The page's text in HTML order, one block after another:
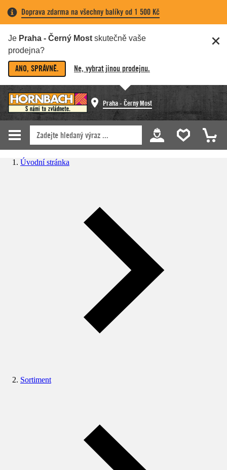
Doprava zdarma na všechny balíky od 1 500 Kč
Je Praha - Černý Most skutečně vaše
prodejna?
ANO, SPRÁVNĚ. Ne, vybrat jinou prodejnu.
Praha - Černý Most
Úvodní stránka
Sortiment